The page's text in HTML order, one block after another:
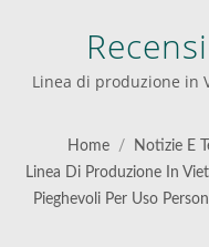
Miglior
Linea di produzione in
Dolly pieghevoli per
diretto dal produttore
Home / Notizie E
Linea Di Produzione In
Pieghevoli Per Uso